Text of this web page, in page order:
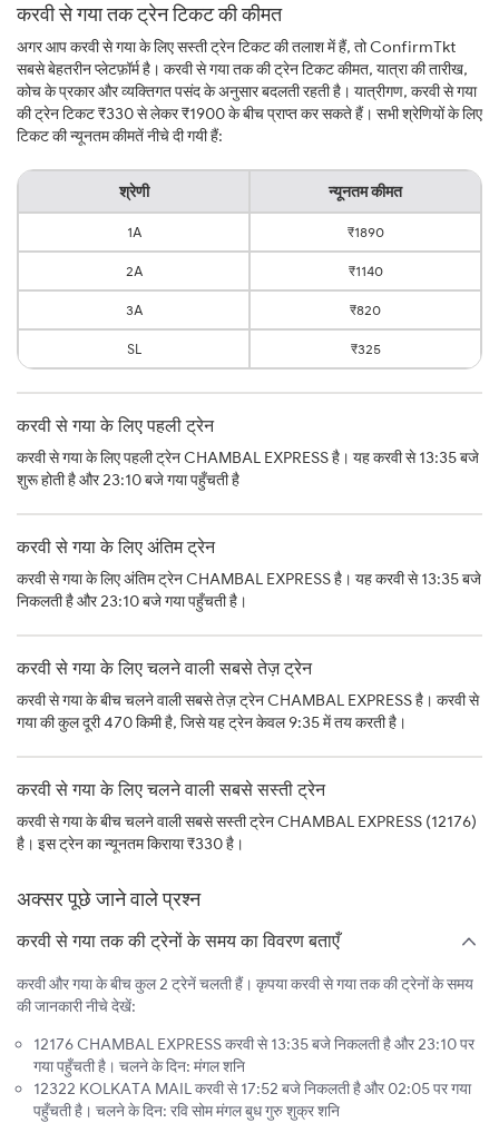
करवी से गया तक ट्रेन टिकट की कीमत
अगर आप करवी से गया के लिए सस्ती ट्रेन टिकट की तलाश में हैं, तो ConfirmTkt
सबसे बेहतरीन प्लेटफ़ॉर्म है। करवी से गया तक की ट्रेन टिकट कीमत, यात्रा की तारीख,
कोच के प्रकार और व्यक्तिगत पसंद के अनुसार बदलती रहती है। यात्रीगण, करवी से गया
की ट्रेन टिकट ₹330 से लेकर ₹1900 के बीच प्राप्त कर सकते हैं। सभी श्रेणियों के लिए
टिकट की न्यूनतम कीमतें नीचे दी गयी हैं:
श्रेणी न्यूनतम कीमत
1A ₹1890
2A ₹1140
3A ₹820
SL ₹325
करवी से गया के लिए पहली ट्रेन
करवी से गया के लिए पहली ट्रेन CHAMBAL EXPRESS है। यह करवी से 13:35 बजे
शुरू होती है और 23:10 बजे गया पहुँचती है
करवी से गया के लिए अंतिम ट्रेन
करवी से गया के लिए अंतिम ट्रेन CHAMBAL EXPRESS है। यह करवी से 13:35 बजे
निकलती है और 23:10 बजे गया पहुँचती है।
करवी से गया के लिए चलने वाली सबसे तेज़ ट्रेन
करवी से गया के बीच चलने वाली सबसे तेज़ ट्रेन CHAMBAL EXPRESS है। करवी से
गया की कुल दूरी 470 किमी है, जिसे यह ट्रेन केवल 9:35 में तय करती है।
करवी से गया के लिए चलने वाली सबसे सस्ती ट्रेन
करवी से गया के बीच चलने वाली सबसे सस्ती ट्रेन CHAMBAL EXPRESS (12176)
है। इस ट्रेन का न्यूनतम किराया ₹330 है।
अक्सर पूछे जाने वाले प्रश्न
करवी से गया तक की ट्रेनों के समय का विवरण बताएँ
करवी और गया के बीच कुल 2 ट्रेनें चलती हैं। कृपया करवी से गया तक की ट्रेनों के समय
की जानकारी नीचे देखें:
12176 CHAMBAL EXPRESS करवी से 13:35 बजे निकलती है और 23:10 पर
गया पहुँचती है। चलने के दिन: मंगल शनि
12322 KOLKATA MAIL करवी से 17:52 बजे निकलती है और 02:05 पर गया
पहुँचती है। चलने के दिन: रवि सोम मंगल बुध गुरु शुक्र शनि